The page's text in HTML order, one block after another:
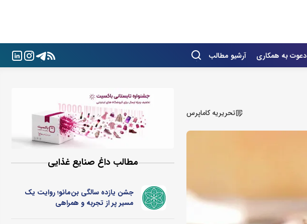
دعوت به همکاری آرشیو مطالب
تحریریه کاماپرس
مطالب داغ صنایع غذایی
جشن یازده سالگی بن‌مانو؛ روایت یک
مسیر پر از تجربه و همراهی